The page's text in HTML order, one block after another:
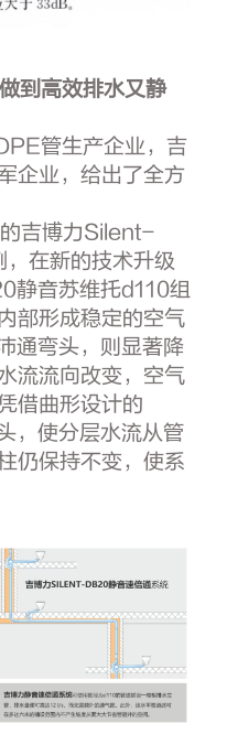
到高效排水又静
管生产企业，吉
企业，给出了全方
吉博力Silent-
在新的技术升级
静音苏维托d110组
部形成稳定的空气
通弯头，则显著降
流流向改变，空气
借曲形设计的
，使分层水流从管
仍保持不变，使系